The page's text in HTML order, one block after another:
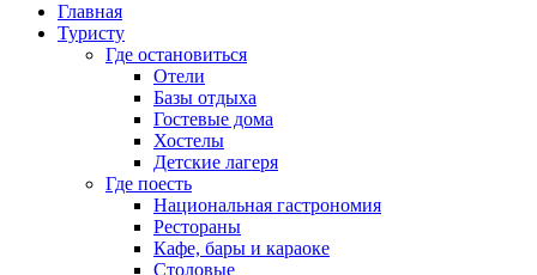
Главная
Туристу
Где остановиться
Отели
Базы отдыха
Гостевые дома
Хостелы
Детские лагеря
Где поесть
Национальная гастрономия
Рестораны
Кафе, бары и караоке
Столовые